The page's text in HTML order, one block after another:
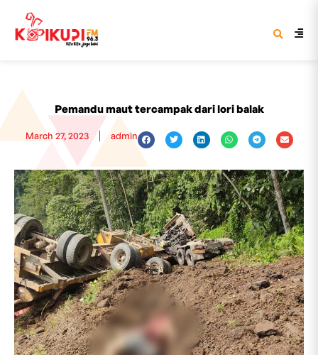
Pemandu maut tercampak dari lori balak
March 27, 2023 admin